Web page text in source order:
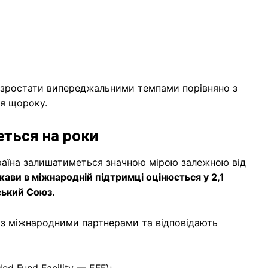
випереджальними темпами порівняно з
щороку.
на роки
залишатиметься значною мірою залежною від
в міжнародній підтримці оцінюється у 2,1
Союз.
міжнародними партнерами та відповідають